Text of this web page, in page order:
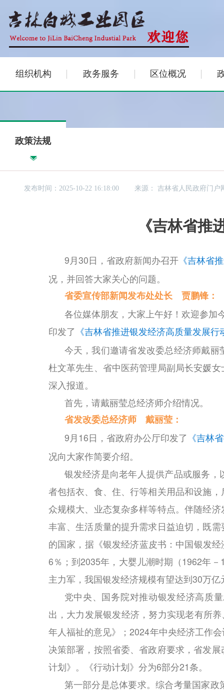
组织机构 政务服务 区位概况
政策法规
发布时间：2025-10-22 16:18:00 来源：吉林省人民政府门户
《吉林省推
9月30日，省政府新闻办召开《吉林省
况，并回答大家关心的问题。
省委宣传部新闻发布处处长 贾鹏锋：
各位媒体朋友，大家上午好！欢迎参加
印发了 《吉林省推进银发经济高质量发展行
今天，我们邀请省发改委总经济师戴
杜文革先生、省中医药管理局副局长安媛
深入报道。
首先，请戴丽莹总经济师介绍情况。
省发改委总经济师 戴丽莹：
9月16日，省政府办公厅印发了 《吉林
况向大家作简要介绍。
银发经济是向老年人提供产品或服务
者包括衣、食、住、行等相关用品和设施
众规模大、业态复杂多样等特点。伴随经
丰富、生活质量的提升需求日益迫切，既
的国家，据《银发经济蓝皮书：中国银发
6％；到2035年，大婴儿潮时期（1962年
主力军，我国银发经济规模有望达到30万
党中央、国务院对推动银发经济高质
出，大力发展银发经济，努力实现老有所
年人福祉的意见》；2024年中央经济工作
决策部署，按照省委、省政府要求，省发
计划》。《行动计划》分为6部分21条。
第一部分是总体要求。综合考量国家